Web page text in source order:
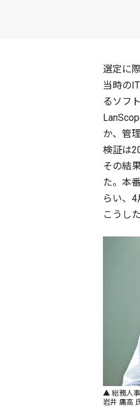
選定に
当時の
るソフ
か、管
検証は
その結
た。本
らい、4
こうし
▲ 総務人
岩井 庸高